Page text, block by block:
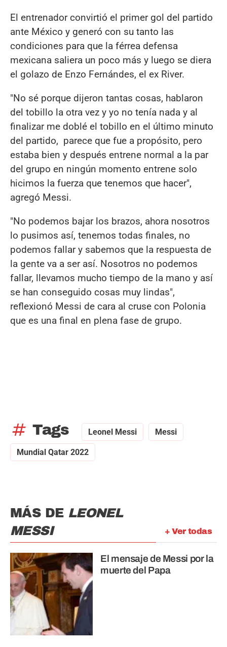
El entrenador convirtió el primer gol del partido
ante México y generó con su tanto las
condiciones para que la férrea defensa
mexicana saliera un poco más y luego se diera
el golazo de Enzo Fernándes, el ex River.
"No sé porque dijeron tantas cosas, hablaron
del tobillo la otra vez y yo no tenía nada y al
finalizar me doblé el tobillo en el último minuto
del partido, parece que fue a propósito, pero
estaba bien y después entrene normal a la par
del grupo en ningún momento entrene solo
hicimos la fuerza que tenemos que hacer",
agregó Messi.
"No podemos bajar los brazos, ahora nosotros
lo pusimos así, tenemos todas finales, no
podemos fallar y sabemos que la respuesta de
la gente va a ser así. Nosotros no podemos
fallar, llevamos mucho tiempo de la mano y así
se han conseguido cosas muy lindas",
reflexionó Messi de cara al cruse con Polonia
que es una final en plena fase de grupo.
tag Tags Leonel Messi Messi
Mundial Qatar 2022
+ Ver todas
MÁS DE LEONEL
MESSI
El mensaje de Messi por la
muerte del Papa